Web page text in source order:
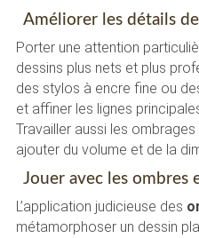
Améliorer les détails
Porter une attention
dessins plus nets et plus
des stylos à encre fine ou
et affiner les lignes
Travailler aussi les
ajouter du volume et de la
Jouer avec les ombres
L’application judicieuse des
métamorphoser un dessin